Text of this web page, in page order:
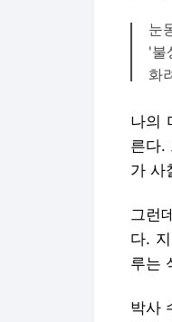
눈
'불
화
나의
른다.
가 사
그런
다.
루는
박사